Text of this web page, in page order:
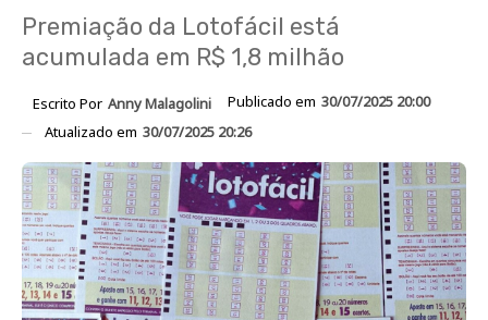
Premiação da Lotofácil está
acumulada em R$ 1,8 milhão
Escrito Por Anny Malagolini Publicado em 30/07/2025 20:00
Atualizado em 30/07/2025 20:26